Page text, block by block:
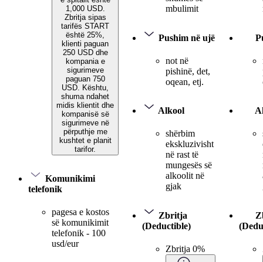
1,000 USD.
Zbritja sipas
tarifës START
është 25%,
klienti paguan
250 USD dhe
kompania e
sigurimeve
paguan 750
USD. Kështu,
shuma ndahet
midis klientit dhe
kompanisë së
sigurimeve në
përputhje me
kushtet e planit
tarifor.
Komunikimi
telefonik
pagesa e kostos
së komunikimit
telefonik - 100
usd/eur
mbulimit
Pushim në ujë
not në
pishinë, det,
oqean, etj.
Alkool
shërbim
ekskluzivisht
në rast të
mungesës së
alkoolit në
gjak
Zbritja
(Deductible)
Zbritja 0%